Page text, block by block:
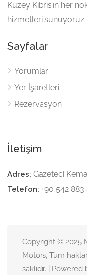
Kuzey Kıbrıs’ın her
hizmetleri sunuyoruz.
Sayfalar
Yorumlar
Yer İşaretleri
Rezervasyon
İletişim
Adres: Gazeteci
Telefon: +90 542 883
Copyright © 2025
Motors, Tüm
saklıdır. | Powered